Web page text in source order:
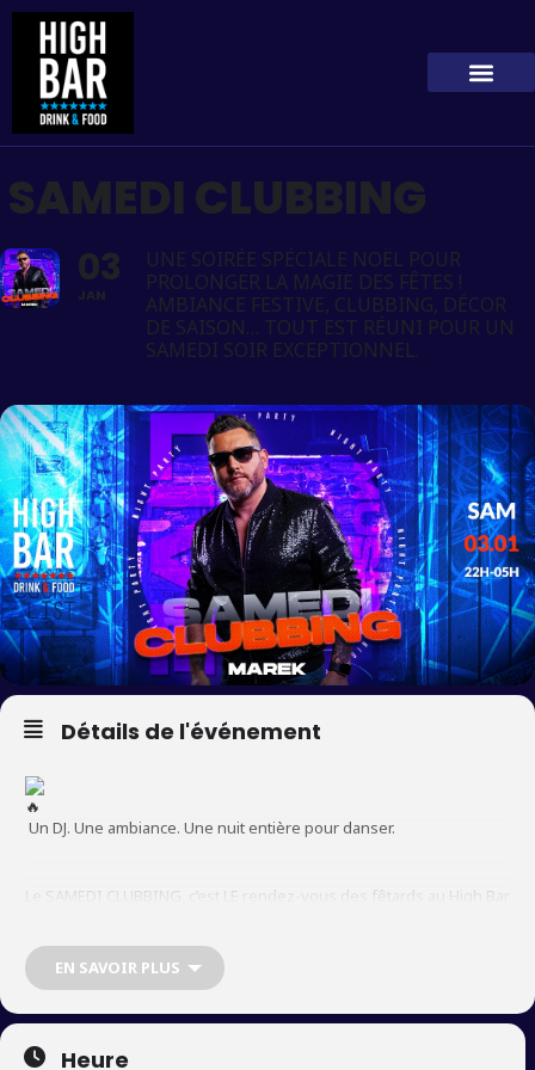
SAMEDI CLUBBING
03
JAN
UNE SOIRÉE SPÉCIALE NOËL POUR
PROLONGER LA MAGIE DES FÊTES !
AMBIANCE FESTIVE, CLUBBING, DÉCOR
DE SAISON… TOUT EST RÉUNI POUR UN
SAMEDI SOIR EXCEPTIONNEL.
Détails de l'événement
Un DJ. Une ambiance. Une nuit entière pour danser.
Le SAMEDI CLUBBING, c’est LE rendez-vous des fêtards au High Bar.
matin
.
EN SAVOIR PLUS
Heure